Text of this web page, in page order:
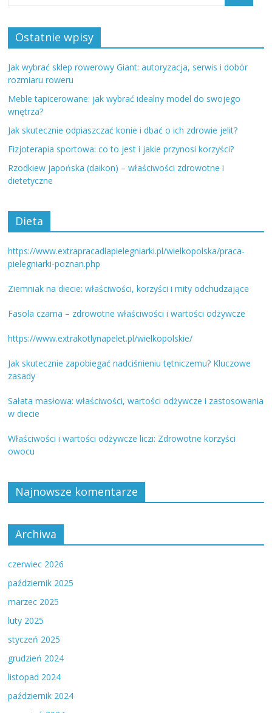
Ostatnie wpisy
Jak wybrać sklep rowerowy Giant: autoryzacja, serwis i dobór
rozmiaru roweru
Meble tapicerowane: jak wybrać idealny model do swojego
wnętrza?
Jak skutecznie odpiaszczać konie i dbać o ich zdrowie jelit?
Fizjoterapia sportowa: co to jest i jakie przynosi korzyści?
Rzodkiew japońska (daikon) – właściwości zdrowotne i
dietetyczne
Dieta
https://www.extrapracadlapielegniarki.pl/wielkopolska/praca-
pielegniarki-poznan.php
Ziemniak na diecie: właściwości, korzyści i mity odchudzające
Fasola czarna – zdrowotne właściwości i wartości odżywcze
https://www.extrakotlynapelet.pl/wielkopolskie/
Jak skutecznie zapobiegać nadciśnieniu tętniczemu? Kluczowe
zasady
Sałata masłowa: właściwości, wartości odżywcze i zastosowania
w diecie
Właściwości i wartości odżywcze liczi: Zdrowotne korzyści
owocu
Najnowsze komentarze
Archiwa
czerwiec 2026
październik 2025
marzec 2025
luty 2025
styczeń 2025
grudzień 2024
listopad 2024
październik 2024